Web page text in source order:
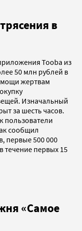
в
Tooba из
50 млн рублей в
жертвам
Изначальный
за шесть часов.
пользователи
сообщил
первые 500 000
первых 15
«Самое